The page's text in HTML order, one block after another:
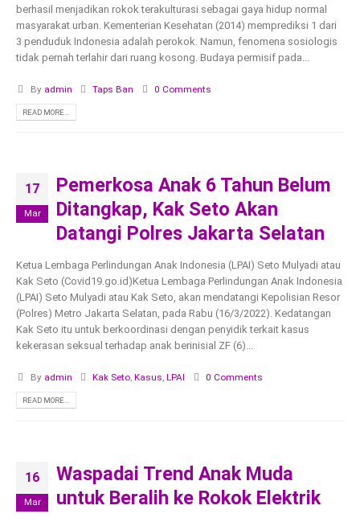
berhasil menjadikan rokok terakulturasi sebagai gaya hidup normal
masyarakat urban. Kementerian Kesehatan (2014) memprediksi 1 dari
3 penduduk Indonesia adalah perokok. Namun, fenomena sosiologis
tidak pernah terlahir dari ruang kosong. Budaya permisif pada...
By admin Taps Ban 0 Comments
READ MORE...
17
Mar
Pemerkosa Anak 6 Tahun Belum
Ditangkap, Kak Seto Akan
Datangi Polres Jakarta Selatan
Ketua Lembaga Perlindungan Anak Indonesia (LPAI) Seto Mulyadi atau
Kak Seto (Covid19.go.id)Ketua Lembaga Perlindungan Anak Indonesia
(LPAI) Seto Mulyadi atau Kak Seto, akan mendatangi Kepolisian Resor
(Polres) Metro Jakarta Selatan, pada Rabu (16/3/2022). Kedatangan
Kak Seto itu untuk berkoordinasi dengan penyidik terkait kasus
kekerasan seksual terhadap anak berinisial ZF (6)...
By admin Kak Seto,Kasus,LPAI 0 Comments
READ MORE...
16
Mar
Waspadai Trend Anak Muda
untuk Beralih ke Rokok Elektrik